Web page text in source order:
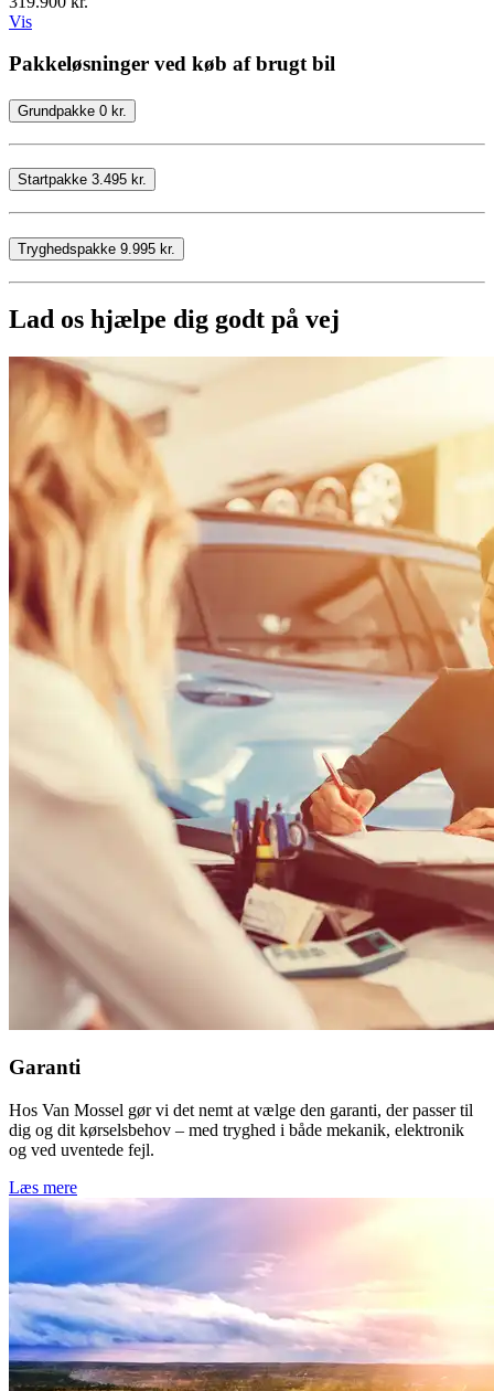
Vis
Pakkeløsninger ved køb af brugt bil
Grundpakke 0 kr.
Startpakke 3.495 kr.
Tryghedspakke 9.995 kr.
Lad os hjælpe dig godt på vej
Garanti
Hos Van Mossel gør vi det nemt at vælge den garanti, der passer til
dig og dit kørselsbehov – med tryghed i både mekanik, elektronik
og ved uventede fejl.
Læs mere